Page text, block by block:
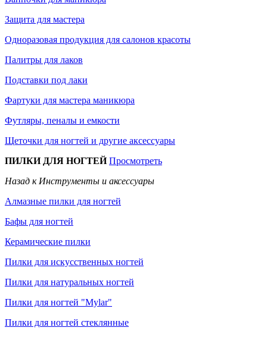
Защита для мастера
Одноразовая продукция для салонов красоты
Палитры для лаков
Подставки под лаки
Фартуки для мастера маникюра
Футляры, пеналы и емкости
Щеточки для ногтей и другие аксессуары
ПИЛКИ ДЛЯ НОГТЕЙПросмотреть
Назад к Инструменты и аксессуары
Алмазные пилки для ногтей
Бафы для ногтей
Керамические пилки
Пилки для искусственных ногтей
Пилки для натуральных ногтей
Пилки для ногтей "Mylar"
Пилки для ногтей стеклянные